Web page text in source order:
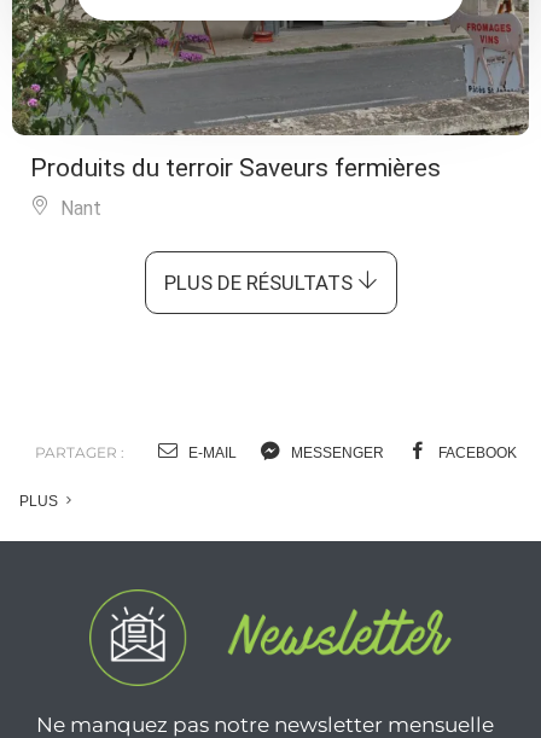
Produits du terroir Saveurs fermières
Nant
PLUS DE RÉSULTATS
PARTAGER : E-MAIL MESSENGER FACEBOOK
PLUS
Ne manquez pas notre newsletter mensuelle